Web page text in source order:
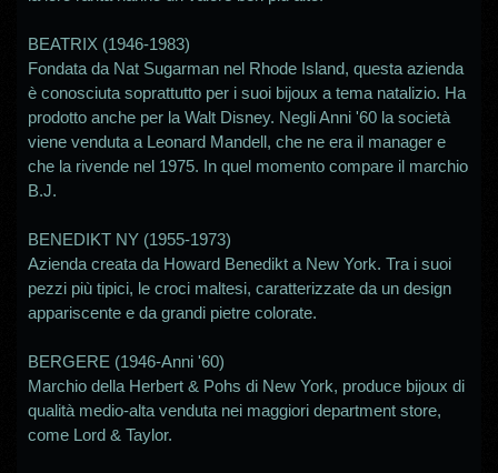
BEATRIX (1946-1983)
Fondata da Nat Sugarman nel Rhode Island, questa azienda
è conosciuta soprattutto per i suoi bijoux a tema natalizio. Ha
prodotto anche per la Walt Disney. Negli Anni '60 la società
viene venduta a Leonard Mandell, che ne era il manager e
che la rivende nel 1975. In quel momento compare il marchio
B.J.
BENEDIKT NY (1955-1973)
Azienda creata da Howard Benedikt a New York. Tra i suoi
pezzi più tipici, le croci maltesi, caratterizzate da un design
appariscente e da grandi pietre colorate.
BERGERE (1946-Anni '60)
Marchio della Herbert & Pohs di New York, produce bijoux di
qualità medio-alta venduta nei maggiori department store,
come Lord & Taylor.